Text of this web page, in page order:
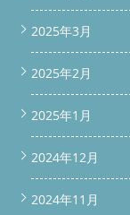
2025年3月
2025年2月
2025年1月
2024年12月
2024年11月